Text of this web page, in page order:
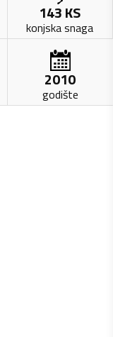
143KS
konjska snaga
2010
godište